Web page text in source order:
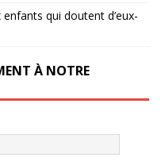
qui doutent d’eux-
À NOTRE